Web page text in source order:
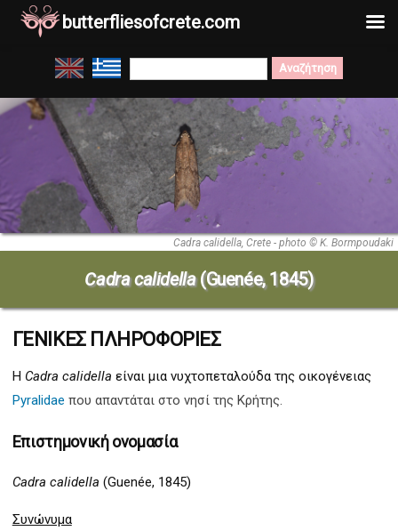
Μετάβαση
στο
περιεχόμενο
Search
for:
Cadra calidella, Crete - photo © K. Bormpoudaki
Cadra calidella (Guenée, 1845)
ΓΕΝΙΚΕΣ ΠΛΗΡΟΦΟΡΙΕΣ
Η Cadra calidella είναι μια νυχτοπεταλούδα της οικογένειας
Pyralidae που απαντάται στο νησί της Κρήτης.
Επιστημονική ονομασία
Cadra calidella (Guenée, 1845)
Συνώνυμα
butterfliesofcrete.com